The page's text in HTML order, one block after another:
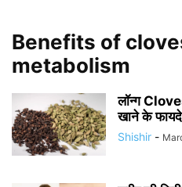
Benefits of
metabolism
लॉन्ग
खाने के फायदे
Shishir -